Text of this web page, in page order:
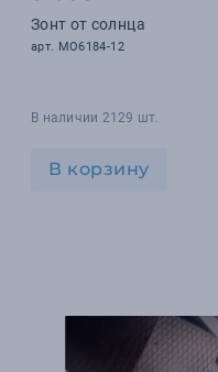
Зонт от солнца
арт. MO6184-12
В наличии 2129 шт.
В корзину